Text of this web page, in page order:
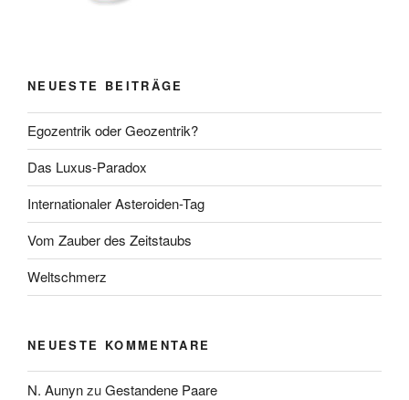
NEUESTE BEITRÄGE
Egozentrik oder Geozentrik?
Das Luxus-Paradox
Internationaler Asteroiden-Tag
Vom Zauber des Zeitstaubs
Weltschmerz
NEUESTE KOMMENTARE
N. AunynzuGestandene Paare